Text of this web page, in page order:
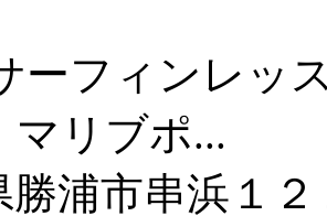
ーフィンレッ
マリブポ...
勝浦市串浜１